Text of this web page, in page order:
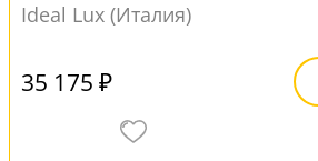
Ideal Lux (Италия)
35 175 ₽